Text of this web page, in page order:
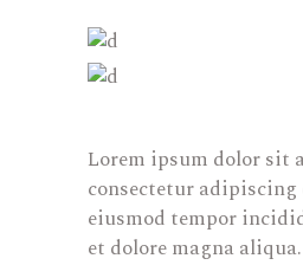
Lorem ipsum dolor sit
consectetur adipiscing
eiusmod tempor
et dolore magna